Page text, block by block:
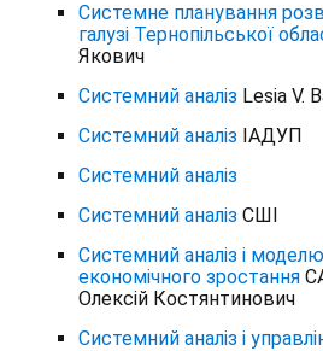
Системне планування
галузі Тернопільської
Якович
Системний аналіз Lesia V.
Системний аналіз ІАДУП
Системний аналіз
Системний аналіз СШІ
Системний аналіз і
економічного зростання
Олексій Костянтинович
Системний аналіз і